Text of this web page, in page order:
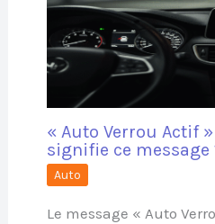
« Auto Verrou Actif
signifie ce message
Auto
Le message « Auto